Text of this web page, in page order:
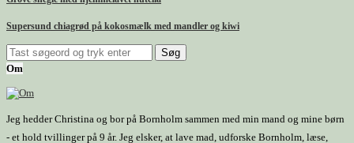
Supersund chiagrød på kokosmælk med mandler og kiwi
Om
Jeg hedder Christina og bor på Bornholm sammen med min mand og mine børn
- et hold tvillinger på 9 år. Jeg elsker, at lave mad, udforske Bornholm, læse,